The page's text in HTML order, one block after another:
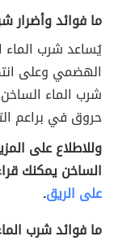
ما فوائد وأضرار
يُساعد شرب
الهضمي وعلى
شرب الماء
حروق في براعم
وللاطلاع على
الساخن يمكنك
على الريق.
ما فوائد شرب